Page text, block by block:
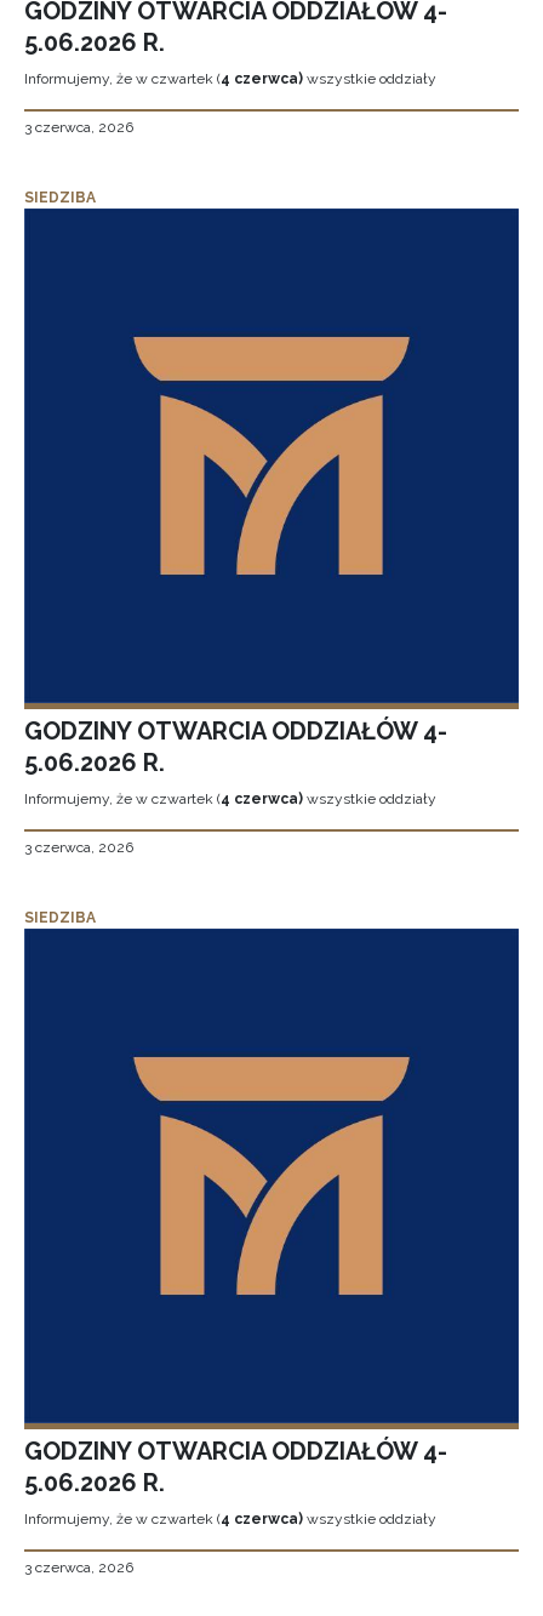
GODZINY OTWARCIA ODDZIAŁÓW 4-
5.06.2026 R.
Informujemy, że w czwartek (4 czerwca) wszystkie oddziały
3 czerwca, 2026
SIEDZIBA
GODZINY OTWARCIA ODDZIAŁÓW 4-
5.06.2026 R.
Informujemy, że w czwartek (4 czerwca) wszystkie oddziały
3 czerwca, 2026
SIEDZIBA
GODZINY OTWARCIA ODDZIAŁÓW 4-
5.06.2026 R.
Informujemy, że w czwartek (4 czerwca) wszystkie oddziały
3 czerwca, 2026